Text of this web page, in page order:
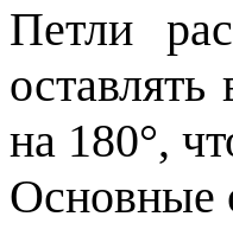
Петли
на 180°,
Основные